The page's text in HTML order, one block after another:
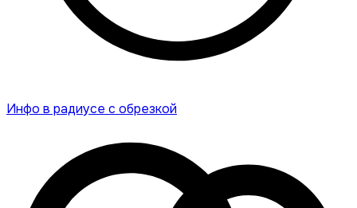
Инфо в радиусе с обрезкой